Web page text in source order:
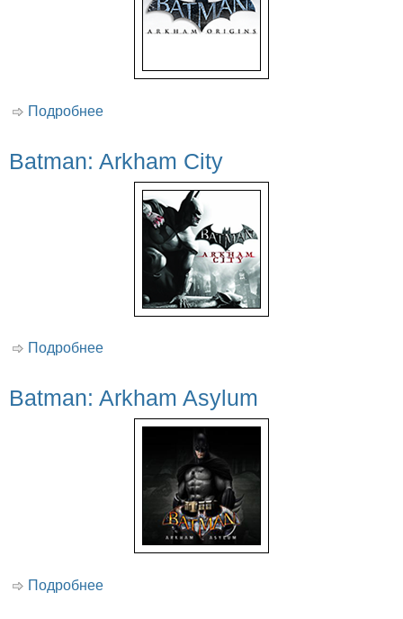
Подробнее
Batman: Arkham City
Подробнее
Batman: Arkham Asylum
Подробнее